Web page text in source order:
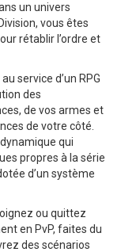
un univers
vous êtes
rétablir l’ordre et
service d’un RPG
des
de vos armes et
de votre côté.
qui
propres à la série
d’un système
ou quittez
en PvP, faites du
des scénarios